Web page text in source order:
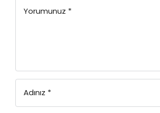
Yorumunuz *
Adınız *